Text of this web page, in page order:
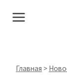
Главная >